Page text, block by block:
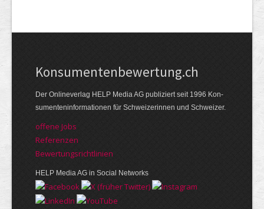
Kon­su­menten­be­wer­tung.ch
Der Online­verlag HELP Media AG publi­ziert seit 1996 Kon­
su­menten­infor­mationen für Schwei­zerinnen und Schweizer.
offene Jobs
Referenzen
Bewer­tungs­richt­linien
HELP Media AG in Social Networks